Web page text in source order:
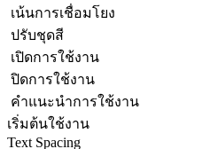
เน้นการเชื่อมโยง
ปรับชุดสี
เปิดการใช้งาน
ปิดการใช้งาน
คำแนะนำการใช้งาน
เริ่มต้นใช้งาน
Text Spacing